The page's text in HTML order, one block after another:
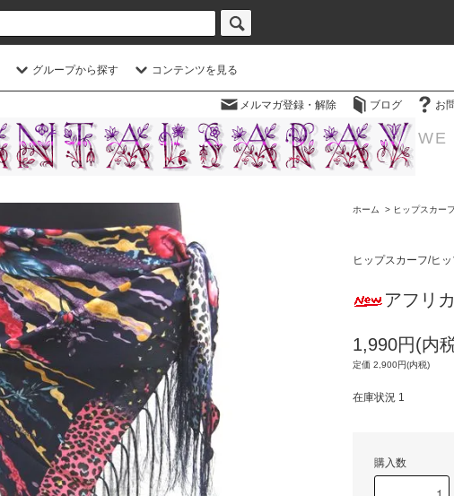
グループから探す コンテンツを見る
メルマガ登録・解除 ブログ お
WE
ホーム > ヒップスカー
ヒップスカーフ/ヒッ
アフリ
1,990円(内
定価 2,900円(内税)
在庫状況 1
購入数